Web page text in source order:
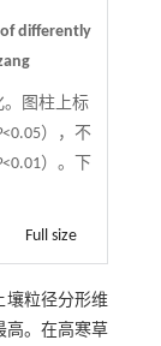
of differently
。图柱上标
<0.05），不
<0.01）。下
Full size
壤粒径分形维
高。在高寒草